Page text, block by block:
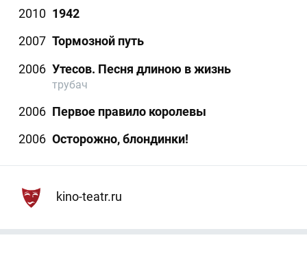
2010 1942
2007 Тормозной путь
2006 Утесов. Песня длиною в жизнь
трубач
2006 Первое правило королевы
2006 Осторожно, блондинки!
kino-teatr.ru